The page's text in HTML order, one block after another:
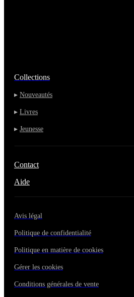
Collections
▸ Nouveautés
▸ Livres
▸ Jeunesse
Contact
Aide
Avis légal
Politique de confidentialité
Politique en matière de cookies
Gérer les cookies
Conditions générales de vente